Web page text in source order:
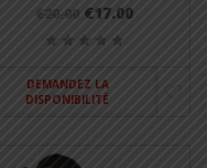
€20.00 €17.00
DEMANDEZ LA
DISPONIBILITÉ